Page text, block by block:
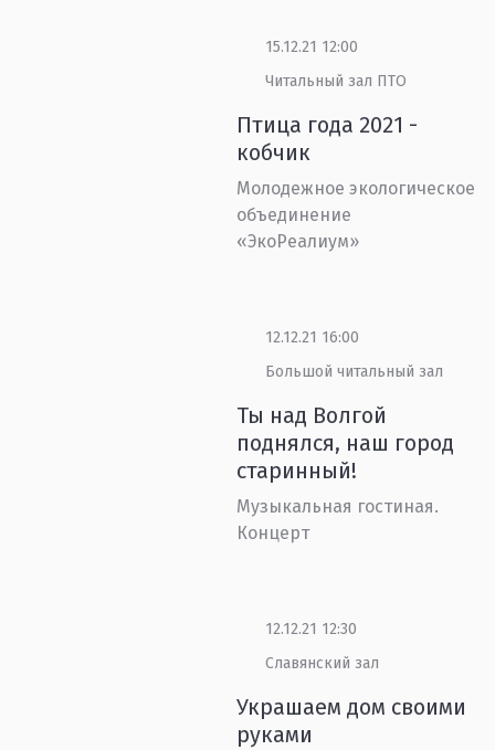
15.12.21 12:00
Читальный зал ПТО
Птица года 2021 -
кобчик
Молодежное экологическое
объединение
«ЭкоРеалиум»
12.12.21 16:00
Большой читальный зал
Ты над Волгой
поднялся, наш город
старинный!
Музыкальная гостиная.
Концерт
12.12.21 12:30
Славянский зал
Украшаем дом своими
руками